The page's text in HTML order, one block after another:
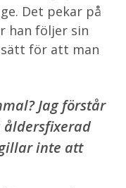
Det pekar på
han följer sin
för att man
Jag förstår
åldersfixerad
inte att